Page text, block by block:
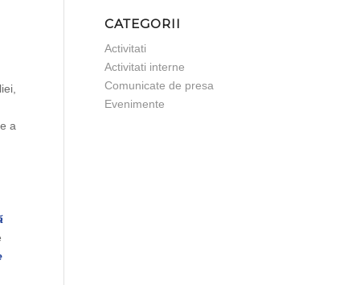
a
CATEGORII
Activitati
Activitati interne
Comunicate de presa
Evenimente